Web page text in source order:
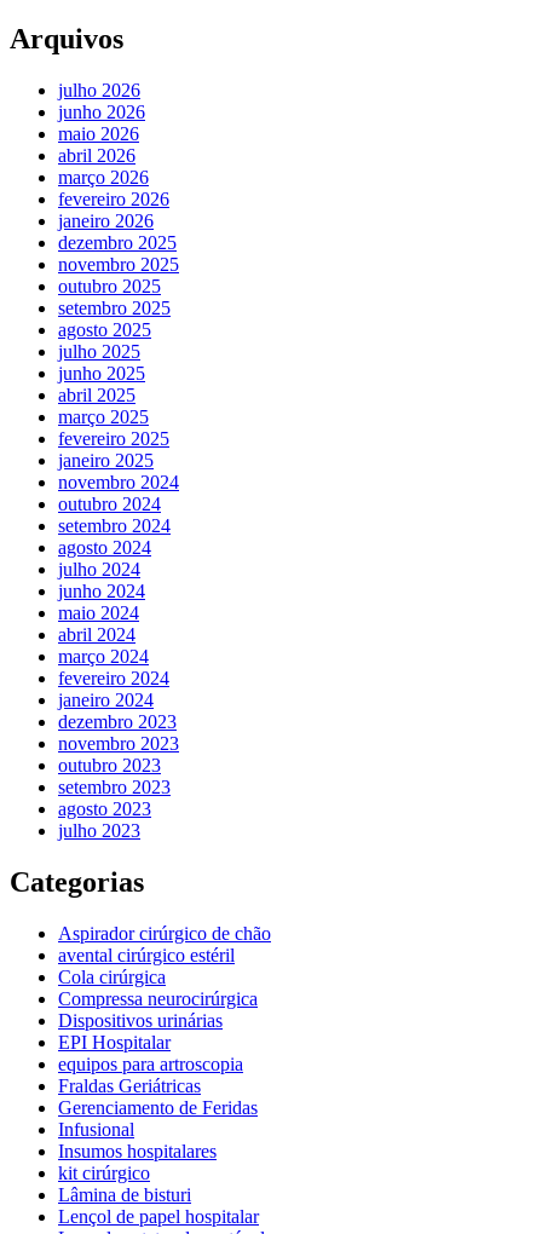
Arquivos
julho 2026
junho 2026
maio 2026
abril 2026
março 2026
fevereiro 2026
janeiro 2026
dezembro 2025
novembro 2025
outubro 2025
setembro 2025
agosto 2025
julho 2025
junho 2025
abril 2025
março 2025
fevereiro 2025
janeiro 2025
novembro 2024
outubro 2024
setembro 2024
agosto 2024
julho 2024
junho 2024
maio 2024
abril 2024
março 2024
fevereiro 2024
janeiro 2024
dezembro 2023
novembro 2023
outubro 2023
setembro 2023
agosto 2023
julho 2023
Categorias
Aspirador cirúrgico de chão
avental cirúrgico estéril
Cola cirúrgica
Compressa neurocirúrgica
Dispositivos urinárias
EPI Hospitalar
equipos para artroscopia
Fraldas Geriátricas
Gerenciamento de Feridas
Infusional
Insumos hospitalares
kit cirúrgico
Lâmina de bisturi
Lençol de papel hospitalar